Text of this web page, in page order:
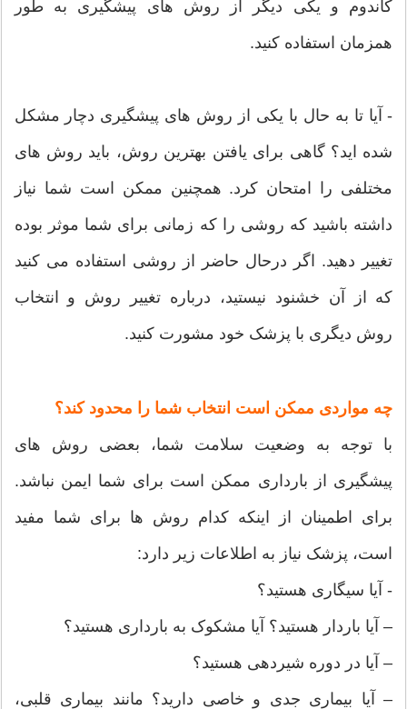
کاندوم و یکی دیگر از روش های پیشگیری به طور
همزمان استفاده کنید.
- آیا تا به حال با یکی از روش های پیشگیری دچار مشکل
شده اید؟ گاهی برای یافتن بهترین روش، باید روش های
مختلفی را امتحان کرد. همچنین ممکن است شما نیاز
داشته باشید که روشی را که زمانی برای شما موثر بوده
تغییر دهید. اگر درحال حاضر از روشی استفاده می کنید
که از آن خشنود نیستید، درباره تغییر روش و انتخاب
روش دیگری با پزشک خود مشورت کنید.
چه مواردی ممکن است انتخاب شما را محدود کند؟
با توجه به وضعیت سلامت شما، بعضی روش های
پیشگیری از بارداری ممکن است برای شما ایمن نباشد.
برای اطمینان از اینکه کدام روش ها برای شما مفید
است، پزشک نیاز به اطلاعات زیر دارد:
- آیا سیگاری هستید؟
– آیا باردار هستید؟ آیا مشکوک به بارداری هستید؟
– آیا در دوره شیردهی هستید؟
– آیا بیماری جدی و خاصی دارید؟ مانند بیماری قلبی،